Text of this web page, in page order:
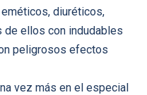
diuréticos,
ellos con indudables
peligrosos efectos
vez más en el especial